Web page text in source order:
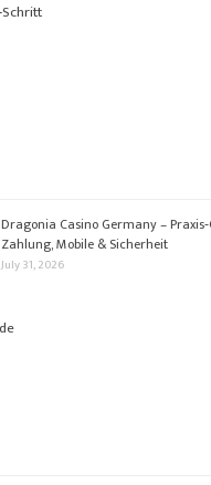
Dragonia Casino Germany –
Zahlung, Mobile & Sicherheit
July 31, 2026